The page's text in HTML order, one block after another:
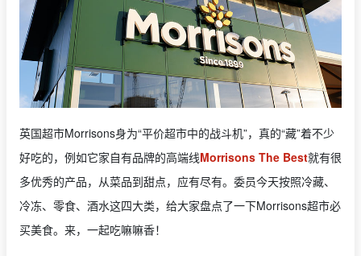
英国超市Morrisons身为“平价超市中的战斗机”，真的“藏”着不少
好吃的，例如它家自有品牌的高端线Morrisons The Best就有很
多优秀的产品，从菜品到甜点，应有尽有。委员今天按照冷藏、
冷冻、零食、酒水这四大类，给大家盘点了一下Morrisons超市必
买美食。来，一起吃嘛嘛香！